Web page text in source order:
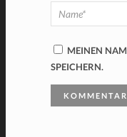
MEINEN
SPEICHERN.